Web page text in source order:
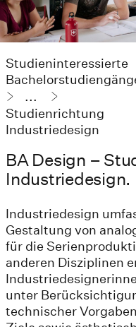
Studieninteressierte
...
Studienrichtung
Industriedesign
BA Design –
Industriedesign.
Industriedesign
Gestaltung von
für die
anderen Disziplinen
unter
technischer